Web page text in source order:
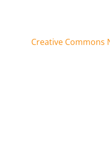
Creative Commons